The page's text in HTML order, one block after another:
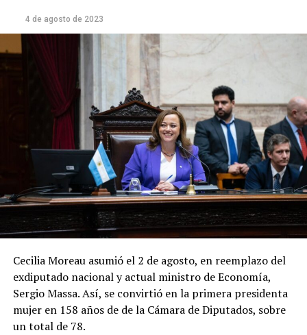
4 de agosto de 2023
Cecilia Moreau asumió el 2 de agosto, en reemplazo del
exdiputado nacional y actual ministro de Economía,
Sergio Massa. Así, se convirtió en la primera presidenta
mujer en 158 años de de la Cámara de Diputados, sobre
un total de 78.